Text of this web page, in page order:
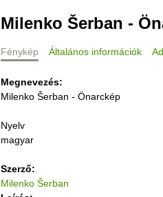
J
e
e
n
e
Milenko Šerban -
Fénykép Általános információk
Megnevezés:
Milenko Šerban - Önarckép
Nyelv
magyar
Szerző:
Milenko Šerban